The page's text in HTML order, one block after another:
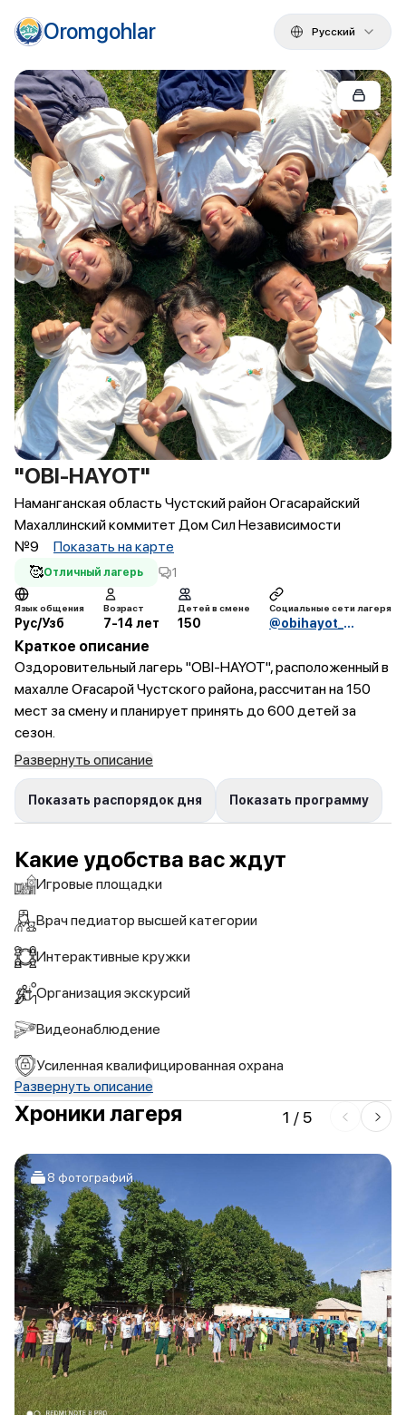
Oromgohlar Русский
"OBI-HAYOT"
Наманганская область Чустский район Огасарайский
Махаллинский коммитет Дом Сил Независимости
№9
Показать на карте
🥰Отличный лагерь 1
Язык общения
Рус/Узб
Возраст
7-14 лет
Детей в смене
150
Социальные сети лагеря
@obihayot_oromgoh
Краткое описание
Оздоровительный лагерь "OBI-HAYOT", расположенный в
махалле Оғасарой Чустского района, рассчитан на 150
мест за смену и планирует принять до 600 детей за
сезон.
Развернуть описание
Показать распорядок дня Показать программу
Какие удобства вас ждут
Игровые площадки
Врач педиатор высшей категории
Интерактивные кружки
Организация экскурсий
Видеонаблюдение
Усиленная квалифицированная охрана
Развернуть описание
Хроники лагеря 1 / 5
8 фотографий